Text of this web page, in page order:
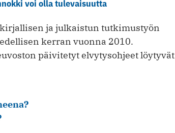
voi olla tulevaisuutta
ja julkaistun tutkimustyön
kerran vuonna 2010.
päivitetyt elvytysohjeet löytyvät